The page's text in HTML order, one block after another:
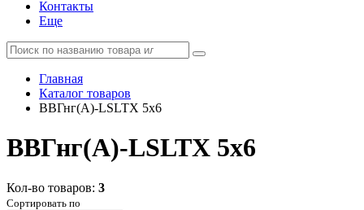
Контакты
Еще
Главная
Каталог товаров
ВВГнг(А)-LSLTX 5x6
ВВГнг(А)-LSLTX 5x6
Кол-во товаров: 3
Сортировать по